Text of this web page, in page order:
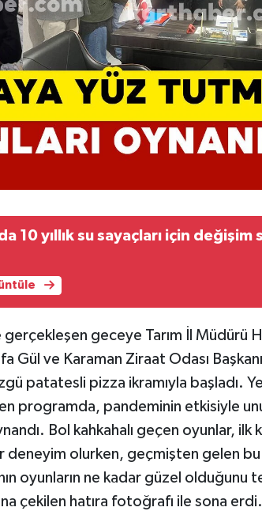
10 yıllık su sayaçları için değişim
geceye Tarım İl Müdürü
Gül ve Karaman Ziraat Odası
patatesli pizza ikramıyla başladı.
programda, pandeminin etkisiyle
Bol kahkahalı geçen oyunlar, ilk
deneyim olurken, geçmişten gelen bu
oyunların ne kadar güzel olduğunu
çekilen hatıra fotoğrafı ile sona erdi.